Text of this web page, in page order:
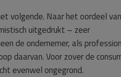
volgende. Naar het oordeel
uitgedrukt – zeer
de ondernemer, als
daarvan. Voor zover de
evenwel ongegrond.